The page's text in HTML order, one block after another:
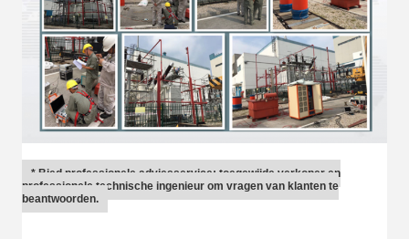
* Bied professionele adviesservice; toegewijde verkoper en
professionele technische ingenieur om vragen van klanten te
beantwoorden.